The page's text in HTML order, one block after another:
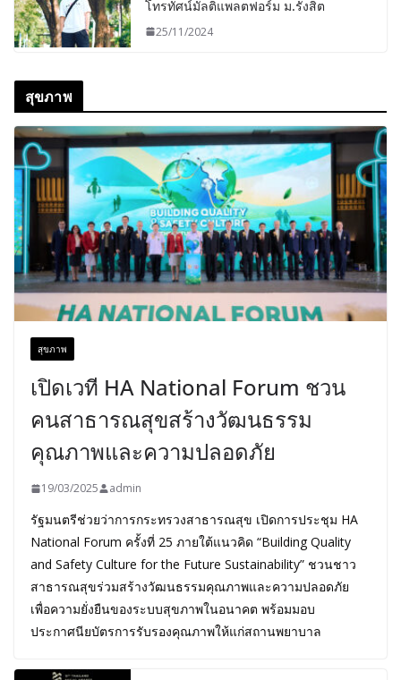
โทรทัศน์มัลติแพลตฟอร์ม ม.รังสิต
25/11/2024
สุขภาพ
สุขภาพ
เปิดเวที HA National Forum ชวน
คนสาธารณสุขสร้างวัฒนธรรม
คุณภาพและความปลอดภัย
19/03/2025 admin
รัฐมนตรีช่วยว่าการกระทรวงสาธารณสุข เปิดการประชุม HA
National Forum ครั้งที่ 25 ภายใต้แนวคิด “Building Quality
and Safety Culture for the Future Sustainability” ชวนชาว
สาธารณสุขร่วมสร้างวัฒนธรรมคุณภาพและความปลอดภัย
เพื่อความยั่งยืนของระบบสุขภาพในอนาคต พร้อมมอบ
ประกาศนียบัตรการรับรองคุณภาพให้แก่สถานพยาบาล